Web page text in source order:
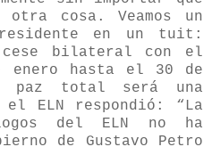
cosa. Veamos un
en un tuit:
cese bilateral con el
enero hasta el 30 de
paz total será una
ELN respondió: “La
del ELN no ha
de Gustavo Petro